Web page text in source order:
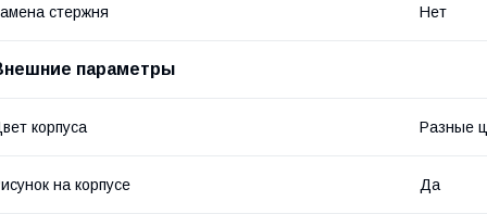
стержня Нет
параметры
корпуса Разные
на корпусе Да